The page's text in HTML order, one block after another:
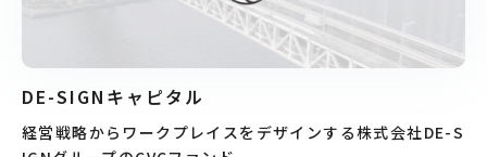
DE-SIGNキャピタル
経営戦略からワークプレイスをデザインする株式会社DE-S